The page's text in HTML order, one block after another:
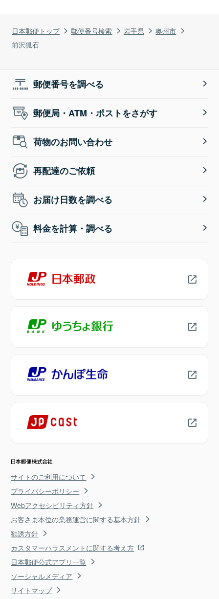
日本郵便トップ 郵便番号検索 岩手県
奥州市
前沢狐石
郵便番号を調べる
郵便局・ATM・ポストをさがす
荷物のお問い合わせ
再配達のご依頼
お届け日数を調べる
料金を計算・調べる
サイトのご利用について
プライバシーポリシー
Webアクセシビリティ方針
お客さま本位の業務運営に関する基本方針
勧誘方針
カスタマーハラスメントに関する考え方
日本郵便公式アプリ一覧
ソーシャルメディア
サイトマップ